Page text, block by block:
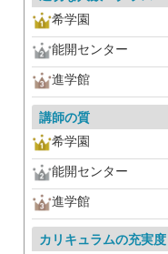
希学園
能開センター
進学館
講師の質
希学園
能開センター
進学館
カリキュラムの充実度